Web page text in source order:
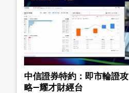
中信證券特約：即市輪證攻
略—耀才財經台